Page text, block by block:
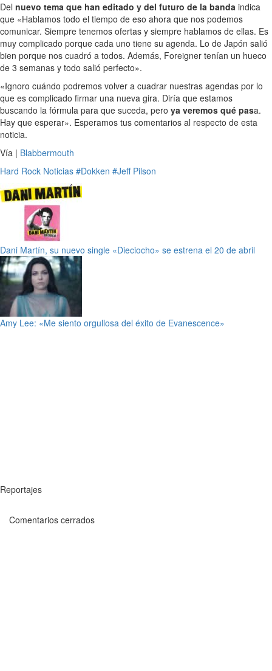
Del nuevo tema que han editado y del futuro de la banda indica
que «Hablamos todo el tiempo de eso ahora que nos podemos
comunicar. Siempre tenemos ofertas y siempre hablamos de ellas. Es
muy complicado porque cada uno tiene su agenda. Lo de Japón salió
bien porque nos cuadró a todos. Además, Foreigner tenían un hueco
de 3 semanas y todo salió perfecto».
«Ignoro cuándo podremos volver a cuadrar nuestras agendas por lo
que es complicado firmar una nueva gira. Diría que estamos
buscando la fórmula para que suceda, pero ya veremos qué pasa.
Hay que esperar». Esperamos tus comentarios al respecto de esta
noticia.
Vía | Blabbermouth
Hard Rock Noticias #Dokken #Jeff Pilson
Dani Martín, su nuevo single «Dieciocho» se estrena el 20 de abril
Amy Lee: «Me siento orgullosa del éxito de Evanescence»
Reportajes
Comentarios cerrados